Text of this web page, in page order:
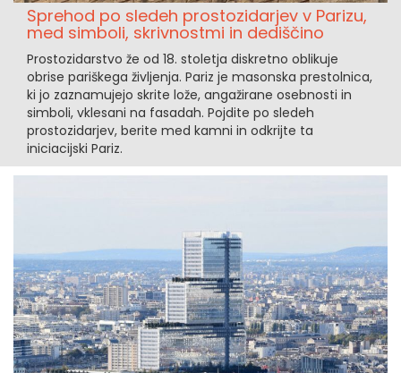
Sprehod po sledeh prostozidarjev v Parizu,
med simboli, skrivnostmi in dediščino
Prostozidarstvo že od 18. stoletja diskretno oblikuje
obrise pariškega življenja. Pariz je masonska prestolnica,
ki jo zaznamujejo skrite lože, angažirane osebnosti in
simboli, vklesani na fasadah. Pojdite po sledeh
prostozidarjev, berite med kamni in odkrijte ta
iniciacijski Pariz.